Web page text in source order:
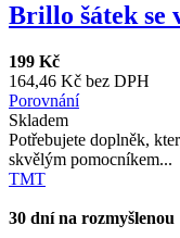
Brillo šátek se
199 Kč
164,46 Kč bez DPH
Porovnání
Skladem
Potřebujete doplněk,
skvělým pomocníkem...
TMT
30 dní na rozmyšlenou